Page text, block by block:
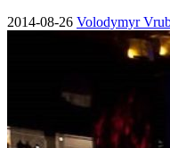
2014-08-26 Volodymyr